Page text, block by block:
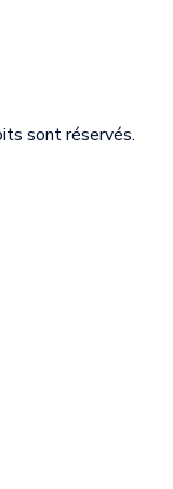
sont réservés.